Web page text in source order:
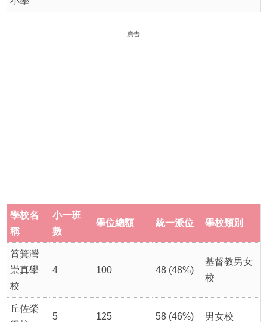
廣告
學校名
稱
小一班
數
學位總額 統一派位 學校類別
筲箕灣
崇真學
校
4 100 48 (48%)
基督教男女
校
丘佐榮
5 125 58 (46%) 男女校